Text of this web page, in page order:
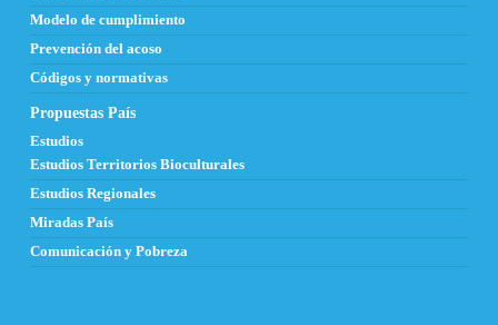
Modelo de cumplimiento
Prevención del acoso
Códigos y normativas
Propuestas País
Estudios
Estudios Territorios Bioculturales
Estudios Regionales
Miradas País
Comunicación y Pobreza